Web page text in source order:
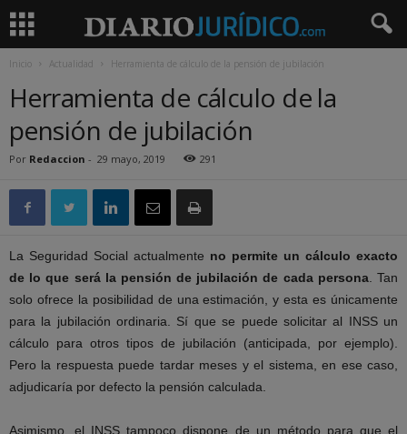
Inicio Actualidad Herramienta de cálculo de la pensión de jubilación
Herramienta de cálculo de la
pensión de jubilación
Por Redaccion - 29 mayo, 2019 291
La Seguridad Social actualmente no permite un cálculo exacto
de lo que será la pensión de jubilación de cada persona. Tan
solo ofrece la posibilidad de una estimación, y esta es únicamente
para la jubilaciónordinaria. Sí que se puede solicitar al INSS un
cálculo para otros tipos de jubilación (anticipada, por ejemplo).
Pero la respuesta puede tardar meses yel sistema, en ese caso,
adjudicaría por defecto la pensión calculada.
Asimismo, el INSS tampoco dispone de un método para que el